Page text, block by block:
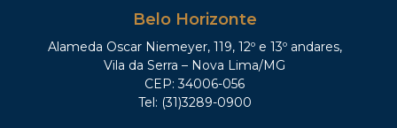
Belo Horizonte
Alameda Oscar Niemeyer, 119, 12º e 13º andares,
Vila da Serra – Nova Lima/MG
CEP: 34006-056
Tel: (31)3289-0900